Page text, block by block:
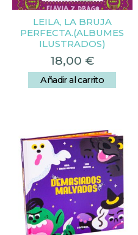
LEILA, LA BRUJA
PERFECTA.(ALBUMES
ILUSTRADOS)
18,00 €
Añadir al carrito